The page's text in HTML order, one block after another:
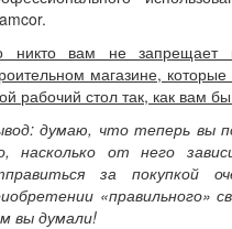
никто вам не запрещает
магазине,
рабочий стол так, как вам
думаю, что теперь вы
насколько от него
за покупкой
«правильного»
вы думали!